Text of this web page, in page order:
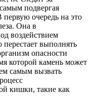
подвергая
очередь на это
Она в
воздействием
перестает выполнять
опасности
которой камень может
самым вызвать
кишки, такие как